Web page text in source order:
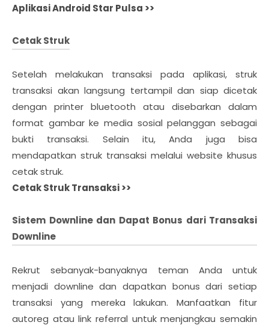
Aplikasi Android Star Pulsa >>
Cetak Struk
Setelah melakukan transaksi pada aplikasi, struk
transaksi akan langsung tertampil dan siap dicetak
dengan printer bluetooth atau disebarkan dalam
format gambar ke media sosial pelanggan sebagai
bukti transaksi. Selain itu, Anda juga bisa
mendapatkan struk transaksi melalui website khusus
cetak struk.
Cetak Struk Transaksi >>
Sistem Downline dan Dapat Bonus dari Transaksi
Downline
Rekrut sebanyak-banyaknya teman Anda untuk
menjadi downline dan dapatkan bonus dari setiap
transaksi yang mereka lakukan. Manfaatkan fitur
autoreg atau link referral untuk menjangkau semakin